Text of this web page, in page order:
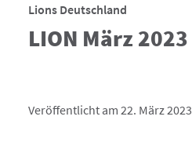
Lions Deutschland
LION März 2023
Veröffentlicht am 22. März 2023